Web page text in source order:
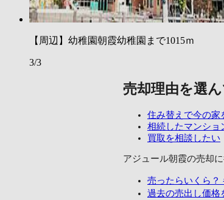
【周辺】幼稚園朝霞幼稚園まで1015ｍ
3/3
売却理由を選
住み替えで今の家
相続したマンショ
買取を相談したい
アジュール朝霞の売却に
売ったらいくら？
過去の売出し価格